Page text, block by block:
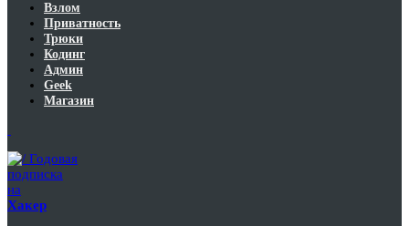
Взлом
Приватность
Трюки
Кодинг
Админ
Geek
Магазин
Годовая
подписка
на
Хакер